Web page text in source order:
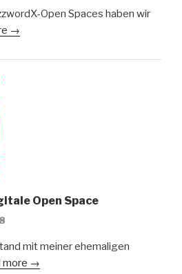
Open Spaces haben wir
→
Open Space
mit meiner ehemaligen
more →